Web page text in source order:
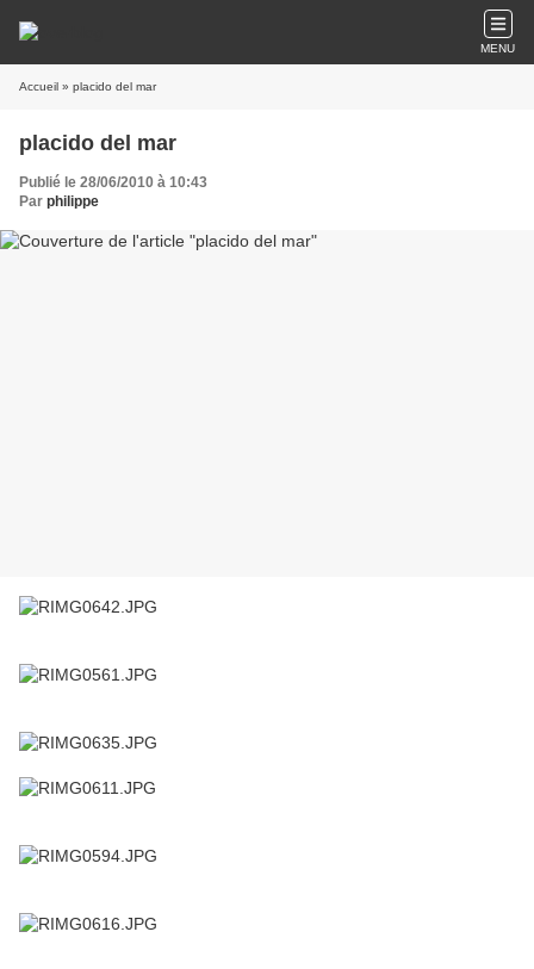
MENU
Accueil » placido del mar
placido del mar
Publié le 28/06/2010 à 10:43
Par philippe